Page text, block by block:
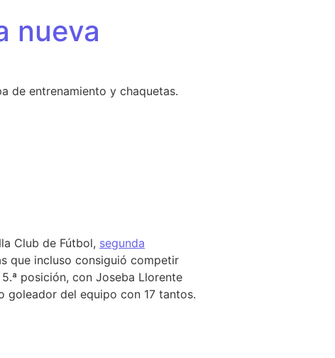
nueva
de entrenamiento y chaquetas.
Club de Fútbol, segunda
que incluso consiguió competir
posición, con Joseba Llorente
goleador del equipo con 17 tantos.